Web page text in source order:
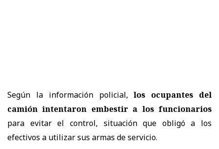
Según la información policial,los ocupantes del
camión intentaron embestir a los funcionarios
para evitar el control, situación que obligó a los
efectivos a utilizar sus armas de servicio.